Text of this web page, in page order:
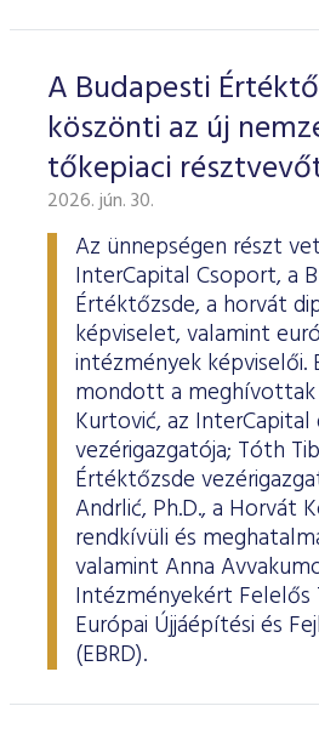
A Budapesti
köszönti az új
tőkepiaci
2026. jún. 30.
Az ünnepségen részt
InterCapital Csoport, a
Értéktőzsde, a horvát
képviselet, valamint
intézmények képviselői.
mondott a
Kurtović, az InterCapital
vezérigazgatója; Tóth
Értéktőzsde
Andrlić, Ph.D., a Horvát
rendkívüli és
valamint Anna
Intézményekért Felelős
Európai Újjáépítési és
(EBRD).